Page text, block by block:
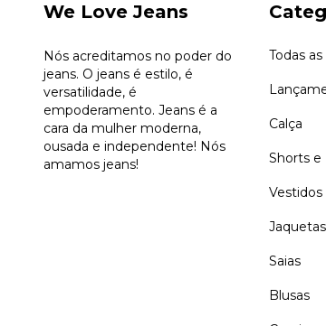
We Love Jeans
Nós acreditamos no poder do
jeans. O jeans é estilo, é
versatilidade, é
empoderamento. Jeans é a
cara da mulher moderna,
ousada e independente! Nós
amamos jeans!
Todas
Calça
Shorts e
Vestidos
Jaquetas
Saias
Blusas